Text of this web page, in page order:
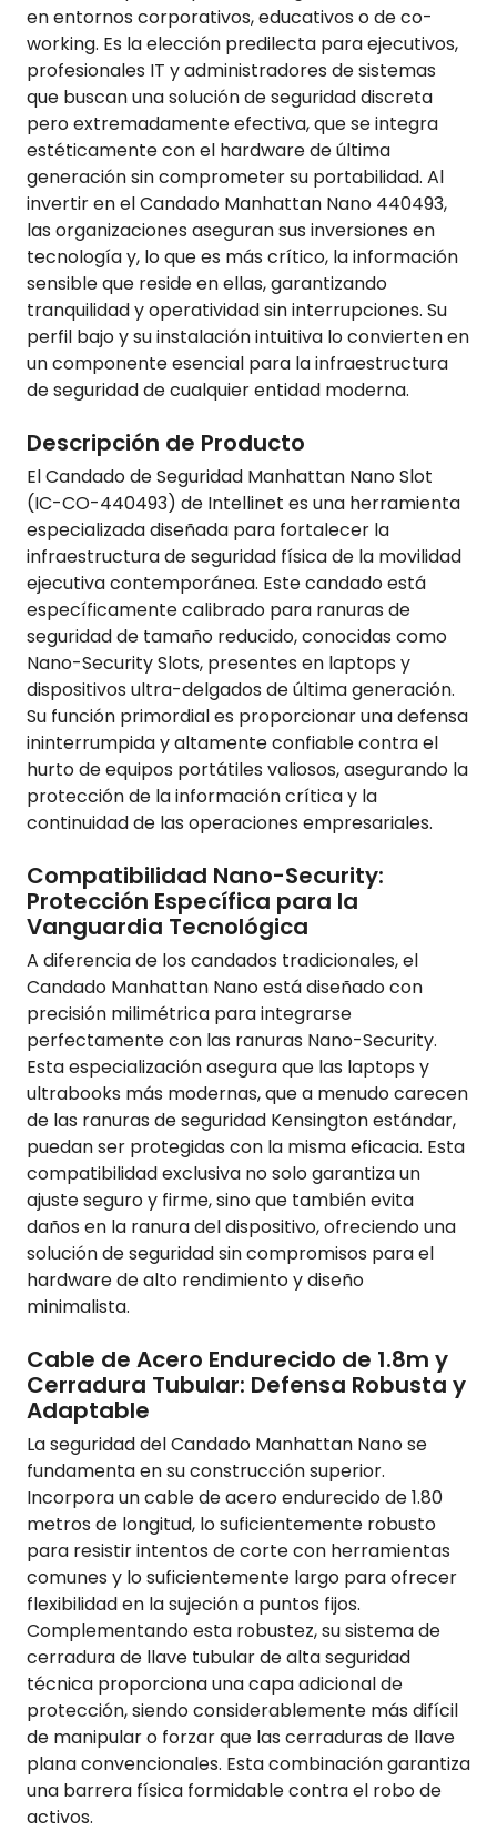
en entornos corporativos, educativos o de co-
working. Es la elección predilecta para ejecutivos,
profesionales IT y administradores de sistemas
que buscan una solución de seguridad discreta
pero extremadamente efectiva, que se integra
estéticamente con el hardware de última
generación sin comprometer su portabilidad. Al
invertir en el Candado Manhattan Nano 440493,
las organizaciones aseguran sus inversiones en
tecnología y, lo que es más crítico, la información
sensible que reside en ellas, garantizando
tranquilidad y operatividad sin interrupciones. Su
perfil bajo y su instalación intuitiva lo convierten en
un componente esencial para la infraestructura
de seguridad de cualquier entidad moderna.
Descripción de Producto
El Candado de Seguridad Manhattan Nano Slot
(IC-CO-440493) de Intellinet es una herramienta
especializada diseñada para fortalecer la
infraestructura de seguridad física de la movilidad
ejecutiva contemporánea. Este candado está
específicamente calibrado para ranuras de
seguridad de tamaño reducido, conocidas como
Nano-Security Slots, presentes en laptops y
dispositivos ultra-delgados de última generación.
Su función primordial es proporcionar una defensa
ininterrumpida y altamente confiable contra el
hurto de equipos portátiles valiosos, asegurando la
protección de la información crítica y la
continuidad de las operaciones empresariales.
Compatibilidad Nano-Security:
Protección Específica para la
Vanguardia Tecnológica
A diferencia de los candados tradicionales, el
Candado Manhattan Nano está diseñado con
precisión milimétrica para integrarse
perfectamente con las ranuras Nano-Security.
Esta especialización asegura que las laptops y
ultrabooks más modernas, que a menudo carecen
de las ranuras de seguridad Kensington estándar,
puedan ser protegidas con la misma eficacia. Esta
compatibilidad exclusiva no solo garantiza un
ajuste seguro y firme, sino que también evita
daños en la ranura del dispositivo, ofreciendo una
solución de seguridad sin compromisos para el
hardware de alto rendimiento y diseño
minimalista.
Cable de Acero Endurecido de 1.8m y
Cerradura Tubular: Defensa Robusta y
Adaptable
La seguridad del Candado Manhattan Nano se
fundamenta en su construcción superior.
Incorpora un cable de acero endurecido de 1.80
metros de longitud, lo suficientemente robusto
para resistir intentos de corte con herramientas
comunes y lo suficientemente largo para ofrecer
flexibilidad en la sujeción a puntos fijos.
Complementando esta robustez, su sistema de
cerradura de llave tubular de alta seguridad
técnica proporciona una capa adicional de
protección, siendo considerablemente más difícil
de manipular o forzar que las cerraduras de llave
plana convencionales. Esta combinación garantiza
una barrera física formidable contra el robo de
activos.